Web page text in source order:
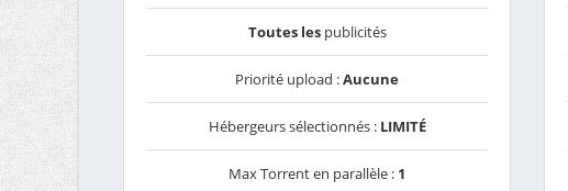
Toutes lespublicités
Priorité upload :Aucune
Hébergeurs sélectionnés : LIMITÉ
Max Torrent en parallèle : 1